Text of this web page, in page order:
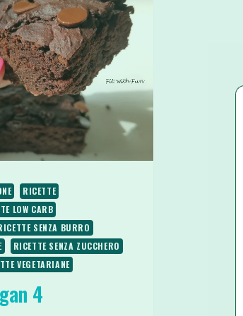
RICETTE
LOW CARB
SENZA BURRO
RICETTE SENZA ZUCCHERO
VEGETARIANE
4